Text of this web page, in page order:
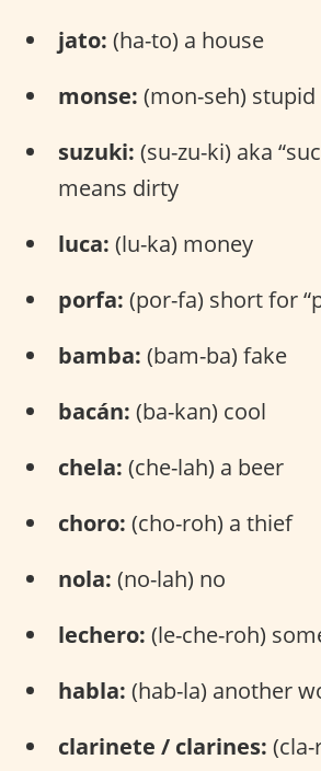
jato: (ha-to) a house
monse: (mon-seh) stupid
suzuki: (su-zu-ki) aka
means dirty
luca: (lu-ka) money
porfa: (por-fa) short for
bamba: (bam-ba) fake
bacán: (ba-kan) cool
chela: (che-lah) a beer
choro: (cho-roh) a thief
nola: (no-lah) no
lechero: (le-che-roh)
habla: (hab-la) another
clarinete / clarines: